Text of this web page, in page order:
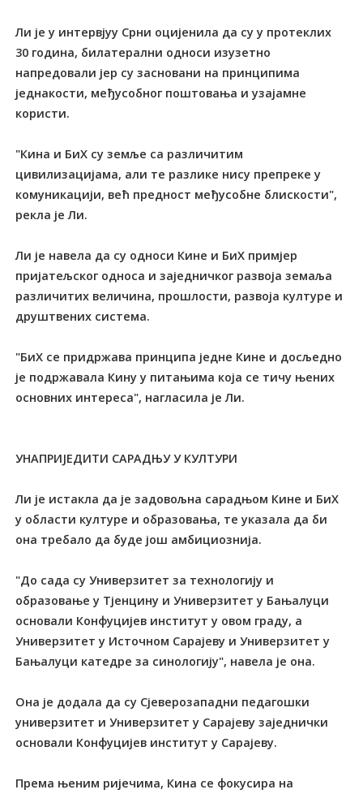
Ли је у интервјуу Срни оцијенила да су у протеклих
30 година, билатерални односи изузетно
напредовали јер су засновани на принципима
једнакости, међусобног поштовања и узајамне
користи.
"Кина и БиХ су земље са различитим
цивилизацијама, али те разлике нису препреке у
комуникацији, већ предност међусобне блискости",
рекла је Ли.
Ли је навела да су односи Кине и БиХ примјер
пријатељског односа и заједничког развоја земаља
различитих величина, прошлости, развоја културе и
друштвених система.
"БиХ се придржава принципа једне Кине и досљедно
је подржавала Кину у питањима која се тичу њених
основних интереса", нагласила је Ли.
УНАПРИЈЕДИТИ САРАДЊУ У КУЛТУРИ
Ли је истакла да је задовољна сарадњом Кине и БиХ
у области културе и образовања, те указала да би
она требало да буде још амбициознија.
"До сада су Универзитет за технологију и
образовање у Tјенцину и Универзитет у Бањалуци
основали Конфуцијев институт у овом граду, а
Универзитет у Источном Сарајеву и Универзитет у
Бањалуци катедре за синологију", навела је она.
Она је додала да су Сјеверозападни педагошки
универзитет и Универзитет у Сарајеву заједнички
основали Конфуцијев институт у Сарајеву.
Према њеним ријечима, Кина се фокусира на